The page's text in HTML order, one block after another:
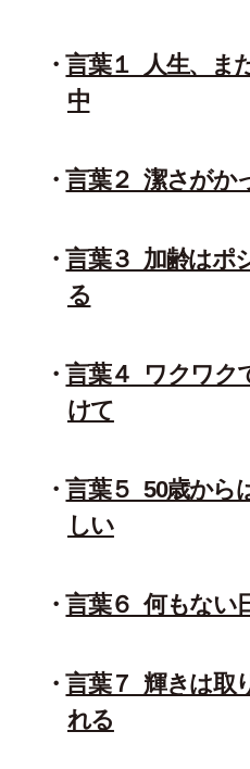
言葉１_人生、ま
中
言葉２_潔さがか
言葉３_加齢はポ
る
言葉４_ワクワク
けて
言葉５_50歳から
しい
言葉６_何もない
言葉７_輝きは取
れる